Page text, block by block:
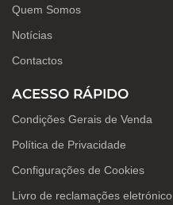
o
-
r
Quem Somos
Notícias
Contactos
ACESSO RÁPIDO
Condições Gerais de Venda
Política de Privacidade
Configurações de Cookies
Livro de reclamações eletrónico